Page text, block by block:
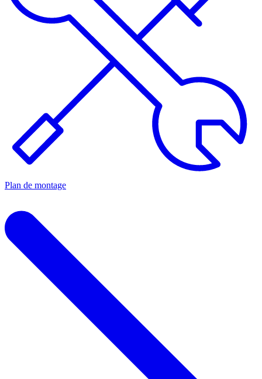
Plan de montage